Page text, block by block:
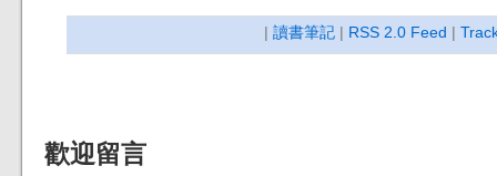
| 讀書筆記 | RSS 2.0 Feed |
歡迎留言